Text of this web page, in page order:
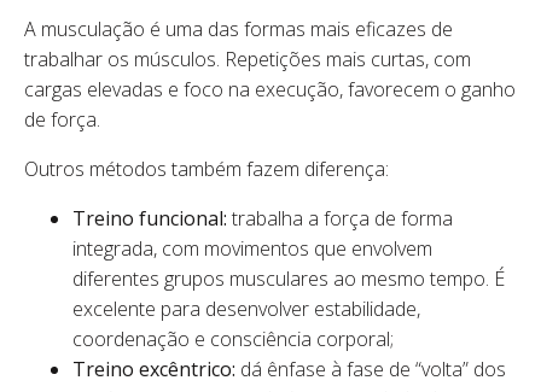
A musculação é uma das formas mais eficazes de
trabalhar os músculos. Repetições mais curtas, com
cargas elevadas e foco na execução, favorecem o ganho
de força.
Outros métodos também fazem diferença:
Treino funcional: trabalha a força de forma
integrada, com movimentos que envolvem
diferentes grupos musculares ao mesmo tempo. É
excelente para desenvolver estabilidade,
coordenação e consciência corporal;
Treino excêntrico: dá ênfase à fase de “volta” dos